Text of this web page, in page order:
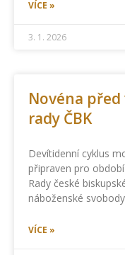
VÍCE »
3. 1. 2026
Novéna
rady ČBK
Devítidenní cyklus
připraven pro
Rady české
náboženské
VÍCE »